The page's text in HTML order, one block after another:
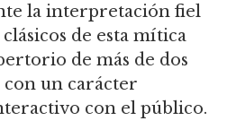
la interpretación fiel
de esta mítica
de más de dos
un carácter
con el público.